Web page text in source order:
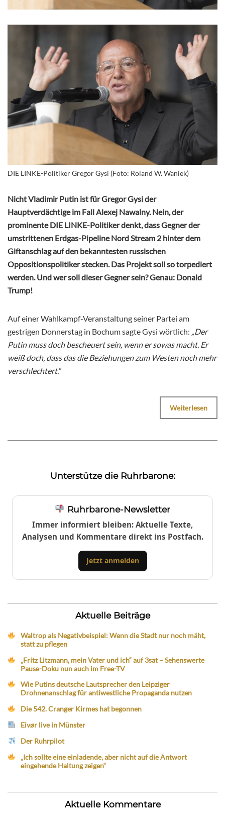
DIE LINKE-Politiker Gregor Gysi (Foto: Roland W. Waniek)
Nicht Vladimir Putin ist für Gregor Gysi der
Hauptverdächtige im Fall Alexej Nawalny. Nein, der
prominente DIE LINKE-Politiker denkt, dass Gegner der
umstrittenen Erdgas-Pipeline Nord Stream 2 hinter dem
Giftanschlag auf den bekanntesten russischen
Oppositionspolitiker stecken. Das Projekt soll so torpediert
werden. Und wer soll dieser Gegner sein? Genau: Donald
Trump!
Auf einer Wahlkampf-Veranstaltung seiner Partei am
gestrigen Donnerstag in Bochum sagte Gysi wörtlich:
„Der
Putin muss doch bescheuert sein, wenn er sowas macht. Er
weiß doch, dass das die Beziehungen zum Westen noch mehr
verschlechtert.“
Weiterlesen
Unterstütze die Ruhrbarone:
Ruhrbarone-Newsletter
Immer informiert bleiben: Aktuelle Texte,
Analysen und Kommentare direkt ins Postfach.
Jetzt anmelden
Aktuelle Beiträge
Waltrop als Negativbeispiel: Wenn die Stadt nur noch mäht,
statt zu pflegen
„Fritz Litzmann, mein Vater und ich“ auf 3sat – Sehenswerte
Pause-Doku nun auch im Free-TV
Wie Putins deutsche Lautsprecher den Leipziger
Drohnenanschlag für antiwestliche Propaganda nutzen
Die 542. Cranger Kirmes hat begonnen
Eivør live in Münster
Der Ruhrpilot
„Ich sollte eine einladende, aber nicht auf die Antwort
eingehende Haltung zeigen“
Aktuelle Kommentare